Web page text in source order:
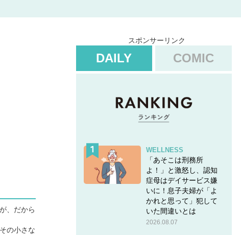
、だから
の小さな
スポンサーリンク
DAILY COMIC
WELLNESS
「あそこは刑務所
よ！」と激怒し、認知
症母はデイサービス嫌
いに！息子夫婦が「よ
かれと思って」犯して
いた間違いとは
2026.08.07